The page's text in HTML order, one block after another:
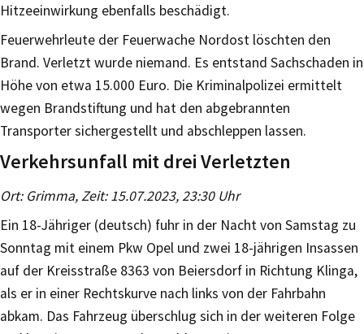
Hitzeeinwirkung ebenfalls beschädigt.
Feuerwehrleute der Feuerwache Nordost löschten den
Brand. Verletzt wurde niemand. Es entstand Sachschaden in
Höhe von etwa 15.000 Euro. Die Kriminalpolizei ermittelt
wegen Brandstiftung und hat den abgebrannten
Transporter sichergestellt und abschleppen lassen.
Verkehrsunfall mit drei Verletzten
Ort: Grimma, Zeit: 15.07.2023, 23:30 Uhr
Ein 18-Jähriger (deutsch) fuhr in der Nacht von Samstag zu
Sonntag mit einem Pkw Opel und zwei 18-jährigen Insassen
auf der Kreisstraße 8363 von Beiersdorf in Richtung Klinga,
als er in einer Rechtskurve nach links von der Fahrbahn
abkam. Das Fahrzeug überschlug sich in der weiteren Folge